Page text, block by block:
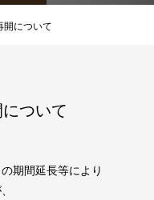
開について
ついて
期間延長等により